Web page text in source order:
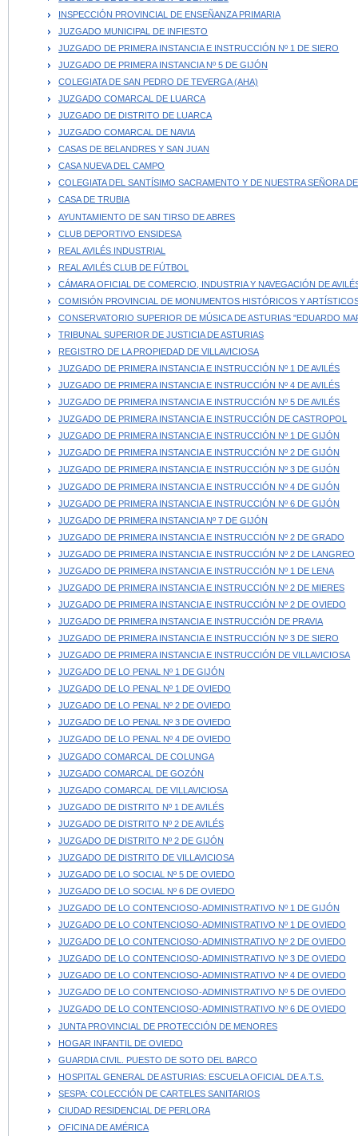
INSPECCIÓN PROVINCIAL DE ENSEÑANZA PRIMARIA
JUZGADO MUNICIPAL DE INFIESTO
JUZGADO DE PRIMERA INSTANCIA E INSTRUCCIÓN Nº 1 DE SIERO
JUZGADO DE PRIMERA INSTANCIA Nº 5 DE GIJÓN
COLEGIATA DE SAN PEDRO DE TEVERGA (AHA)
JUZGADO COMARCAL DE LUARCA
JUZGADO DE DISTRITO DE LUARCA
JUZGADO COMARCAL DE NAVIA
CASAS DE BELANDRES Y SAN JUAN
CASA NUEVA DEL CAMPO
COLEGIATA DEL SANTÍSIMO SACRAMENTO Y DE NUESTRA SEÑORA
CASA DE TRUBIA
AYUNTAMIENTO DE SAN TIRSO DE ABRES
CLUB DEPORTIVO ENSIDESA
REAL AVILÉS INDUSTRIAL
REAL AVILÉS CLUB DE FÚTBOL
CÁMARA OFICIAL DE COMERCIO, INDUSTRIA Y NAVEGACIÓN DE
COMISIÓN PROVINCIAL DE MONUMENTOS HISTÓRICOS Y
CONSERVATORIO SUPERIOR DE MÚSICA DE ASTURIAS "EDUARDO
TRIBUNAL SUPERIOR DE JUSTICIA DE ASTURIAS
REGISTRO DE LA PROPIEDAD DE VILLAVICIOSA
JUZGADO DE PRIMERA INSTANCIA E INSTRUCCIÓN Nº 1 DE AVILÉS
JUZGADO DE PRIMERA INSTANCIA E INSTRUCCIÓN Nº 4 DE AVILÉS
JUZGADO DE PRIMERA INSTANCIA E INSTRUCCIÓN Nº 5 DE AVILÉS
JUZGADO DE PRIMERA INSTANCIA E INSTRUCCIÓN DE CASTROPOL
JUZGADO DE PRIMERA INSTANCIA E INSTRUCCIÓN Nº 1 DE GIJÓN
JUZGADO DE PRIMERA INSTANCIA E INSTRUCCIÓN Nº 2 DE GIJÓN
JUZGADO DE PRIMERA INSTANCIA E INSTRUCCIÓN Nº 3 DE GIJÓN
JUZGADO DE PRIMERA INSTANCIA E INSTRUCCIÓN Nº 4 DE GIJÓN
JUZGADO DE PRIMERA INSTANCIA E INSTRUCCIÓN Nº 6 DE GIJÓN
JUZGADO DE PRIMERA INSTANCIA Nº 7 DE GIJÓN
JUZGADO DE PRIMERA INSTANCIA E INSTRUCCIÓN Nº 2 DE GRADO
JUZGADO DE PRIMERA INSTANCIA E INSTRUCCIÓN Nº 2 DE LANGREO
JUZGADO DE PRIMERA INSTANCIA E INSTRUCCIÓN Nº 1 DE LENA
JUZGADO DE PRIMERA INSTANCIA E INSTRUCCIÓN Nº 2 DE MIERES
JUZGADO DE PRIMERA INSTANCIA E INSTRUCCIÓN Nº 2 DE OVIEDO
JUZGADO DE PRIMERA INSTANCIA E INSTRUCCIÓN DE PRAVIA
JUZGADO DE PRIMERA INSTANCIA E INSTRUCCIÓN Nº 3 DE SIERO
JUZGADO DE PRIMERA INSTANCIA E INSTRUCCIÓN DE VILLAVICIOSA
JUZGADO DE LO PENAL Nº 1 DE GIJÓN
JUZGADO DE LO PENAL Nº 1 DE OVIEDO
JUZGADO DE LO PENAL Nº 2 DE OVIEDO
JUZGADO DE LO PENAL Nº 3 DE OVIEDO
JUZGADO DE LO PENAL Nº 4 DE OVIEDO
JUZGADO COMARCAL DE COLUNGA
JUZGADO COMARCAL DE GOZÓN
JUZGADO COMARCAL DE VILLAVICIOSA
JUZGADO DE DISTRITO Nº 1 DE AVILÉS
JUZGADO DE DISTRITO Nº 2 DE AVILÉS
JUZGADO DE DISTRITO Nº 2 DE GIJÓN
JUZGADO DE DISTRITO DE VILLAVICIOSA
JUZGADO DE LO SOCIAL Nº 5 DE OVIEDO
JUZGADO DE LO SOCIAL Nº 6 DE OVIEDO
JUZGADO DE LO CONTENCIOSO-ADMINISTRATIVO Nº 1 DE GIJÓN
JUZGADO DE LO CONTENCIOSO-ADMINISTRATIVO Nº 1 DE OVIEDO
JUZGADO DE LO CONTENCIOSO-ADMINISTRATIVO Nº 2 DE OVIEDO
JUZGADO DE LO CONTENCIOSO-ADMINISTRATIVO Nº 3 DE OVIEDO
JUZGADO DE LO CONTENCIOSO-ADMINISTRATIVO Nº 4 DE OVIEDO
JUZGADO DE LO CONTENCIOSO-ADMINISTRATIVO Nº 5 DE OVIEDO
JUZGADO DE LO CONTENCIOSO-ADMINISTRATIVO Nº 6 DE OVIEDO
JUNTA PROVINCIAL DE PROTECCIÓN DE MENORES
HOGAR INFANTIL DE OVIEDO
GUARDIA CIVIL. PUESTO DE SOTO DEL BARCO
HOSPITAL GENERAL DE ASTURIAS: ESCUELA OFICIAL DE A.T.S.
SESPA: COLECCIÓN DE CARTELES SANITARIOS
CIUDAD RESIDENCIAL DE PERLORA
OFICINA DE AMÉRICA